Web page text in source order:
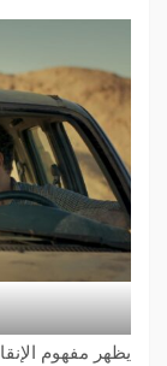
يظهر مفهوم